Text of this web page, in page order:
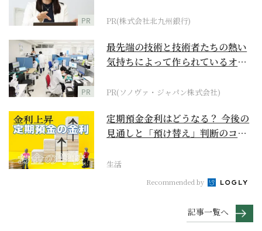
PR PR(株式会社北九州銀行)
PR
最先端の技術と技術者たちの熱い
気持ちによって作られているオー
PR(ソノヴァ・ジャパン株式会社)
定期預金金利はどうなる？ 今後の
見通しと「預け替え」判断のコツ
生活
Recommended by
記事一覧へ